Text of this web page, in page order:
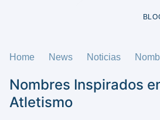
Home News Noticias
Nombres Inspirados
Atletismo